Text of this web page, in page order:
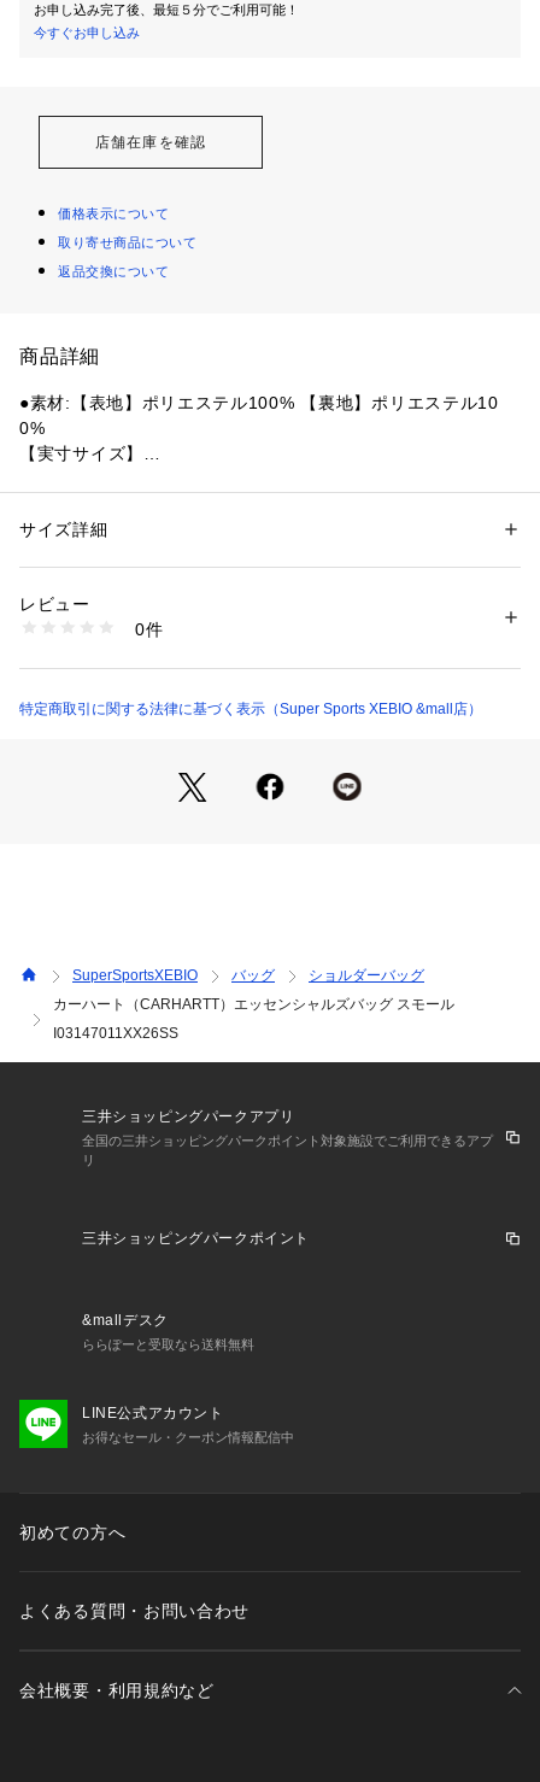
お申し込み完了後、最短５分でご利用可能！
今すぐお申し込み
店舗在庫を確認
価格表示について
取り寄せ商品について
返品交換について
商品詳細
●素材:【表地】ポリエステル100% 【裏地】ポリエステル10
0%
【実寸サイズ】
●中国製
●ショルダーストラップ取り外し可能
●内側ファスナー付きポケット×1
●撥水加工が施されており、容量1.7Lのコンパクトなサイズな
荷物の出し入れもスムーズです。さらに、ベルクロ付きポーチ
やフロントのジップポケットを備え、小物の整理にも便利。
※一部商品において弊社カラー表記がメーカーカラー表記と異
なる場合があります。
※ブラウザやお使いのモニター環境により、掲載画像と実際の
商品の色味が若干異なる場合があります。
予告なく変更することがあります。あらかじめご了承くださ
い。カーハート CARHARTT スーパースポーツゼビオ ゼビオ
Super Sports XEBIO BAG バッグ カバン かばん 鞄 カジュア
性別：レディース
商品番号：
10905822101 （ショップ）
サイズ詳細
レビュー
0件
特定商取引に関する法律に基づく表示（Super Sports XEBIO &mall店）
SuperSportsXEBIO バッグ
ショルダーバッグ
カーハート（CARHARTT）エッセンシャルズバッグ スモール
I03147011XX26SS
三井ショッピングパークアプリ
全国の三井ショッピングパークポイント対象施設でご利用できるアプ
リ
三井ショッピングパークポイント
&mallデスク
ららぽーと受取なら送料無料
LINE公式アカウント
お得なセール・クーポン情報配信中
初めての方へ
よくある質問・お問い合わせ
会社概要・利用規約など